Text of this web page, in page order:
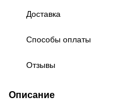
Доставка
Способы оплаты
Отзывы
Описание